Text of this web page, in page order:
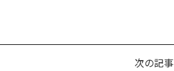
次の記事